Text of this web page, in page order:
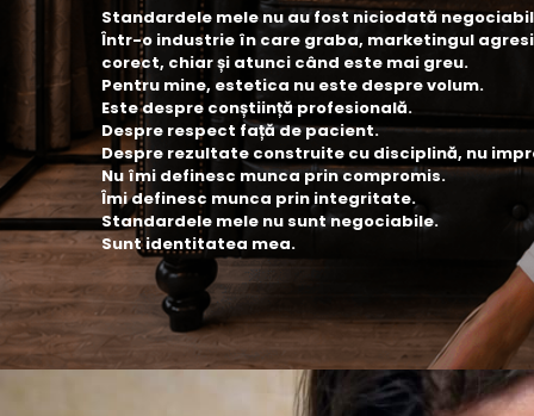
Standardele mele nu au fost niciodată
Într-o industrie în care graba, marketingul
corect, chiar și atunci când este mai greu.
Pentru mine, estetica nu este despre volum.
Este despre conștiință profesională.
Despre respect față de pacient.
Despre rezultate construite cu disciplină, nu
Nu îmi definesc munca prin compromis.
Îmi definesc munca prin integritate.
Standardele mele nu sunt negociabile.
Sunt identitatea mea.